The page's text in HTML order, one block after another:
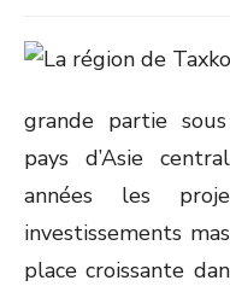
grande partie
pays d’Asie
années les
investissements
place croissante